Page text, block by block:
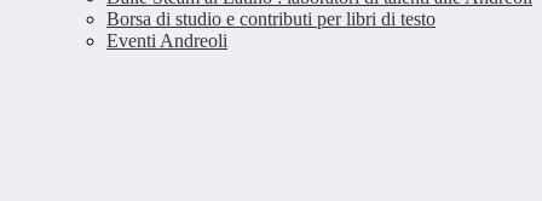
Borsa di studio e contributi per libri di testo
Eventi Andreoli